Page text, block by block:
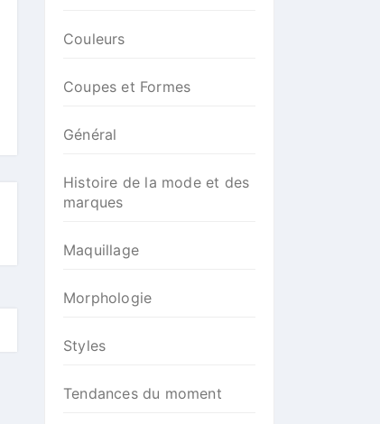
Couleurs
Coupes et Formes
Général
Histoire de la mode et des
marques
Maquillage
Morphologie
Styles
Tendances du moment